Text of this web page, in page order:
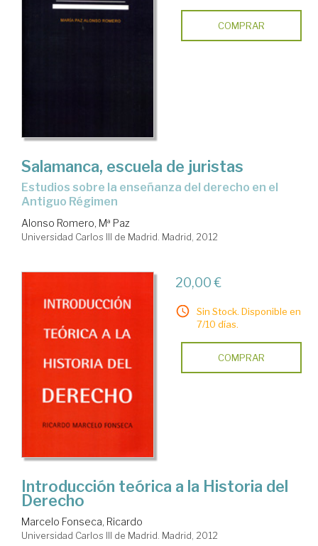
COMPRAR
Salamanca, escuela de juristas
estudios sobre la enseñanza del derecho en el
Antiguo Régimen
Alonso Romero, Mª Paz
Universidad Carlos III de Madrid. Madrid, 2012
20,00 €
Sin Stock. Disponible en
7/10 días.
COMPRAR
Introducción teórica a la Historia del
Derecho
Marcelo Fonseca, Ricardo
Universidad Carlos III de Madrid. Madrid, 2012